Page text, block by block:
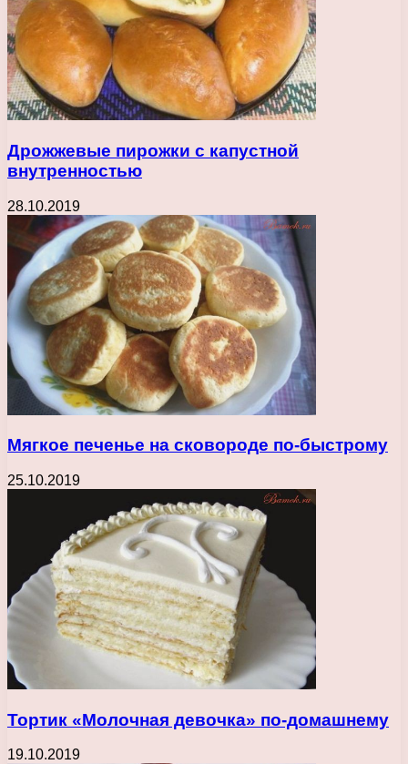
Дрожжевые пирожки с капустной
внутренностью
28.10.2019
Мягкое печенье на сковороде по-быстрому
25.10.2019
Тортик «Молочная девочка» по-домашнему
19.10.2019